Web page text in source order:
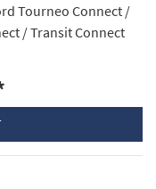
Tourneo Connect /
/ Transit Connect